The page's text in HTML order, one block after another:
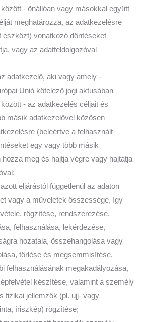
- önállóan vagy másokkal együtt
meghatározza, az adatkezelésre
eszközt) vonatkozó döntéseket
vagy az adatfeldolgozóval
adatkezelő, aki vagy amely -
Unió kötelező jogi aktusában
- az adatkezelés céljait és
másik adatkezelővel közösen
(beleértve a felhasznált
egy vagy több másik
meg és hajtja végre vagy hajtatja
eljárástól függetlenül az adaton
vagy a műveletek összessége, így
rögzítése, rendszerezése,
felhasználása, lekérdezése,
hozatala, összehangolása vagy
törlése és megsemmisítése,
felhasználásának megakadályozása,
készítése, valamint a személy
fizikai jellemzők (pl. ujj- vagy
íriszkép) rögzítése;